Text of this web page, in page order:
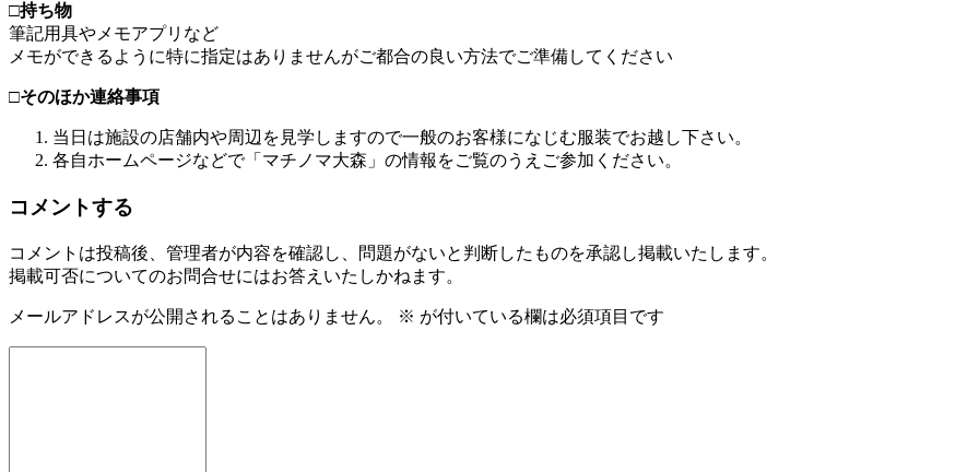
□持ち物
筆記用具やメモアプリなど
メモができるように特に指定はありませんがご都合の良い方法でご準備してください
□そのほか連絡事項
当日は施設の店舗内や周辺を見学しますので一般のお客様になじむ服装でお越し下さい。
各自ホームページなどで「マチノマ大森」の情報をご覧のうえご参加ください。
コメントする
コメントは投稿後、管理者が内容を確認し、問題がないと判断したものを承認し掲載いたします。
掲載可否についてのお問合せにはお答えいたしかねます。
メールアドレスが公開されることはありません。 ※ が付いている欄は必須項目です